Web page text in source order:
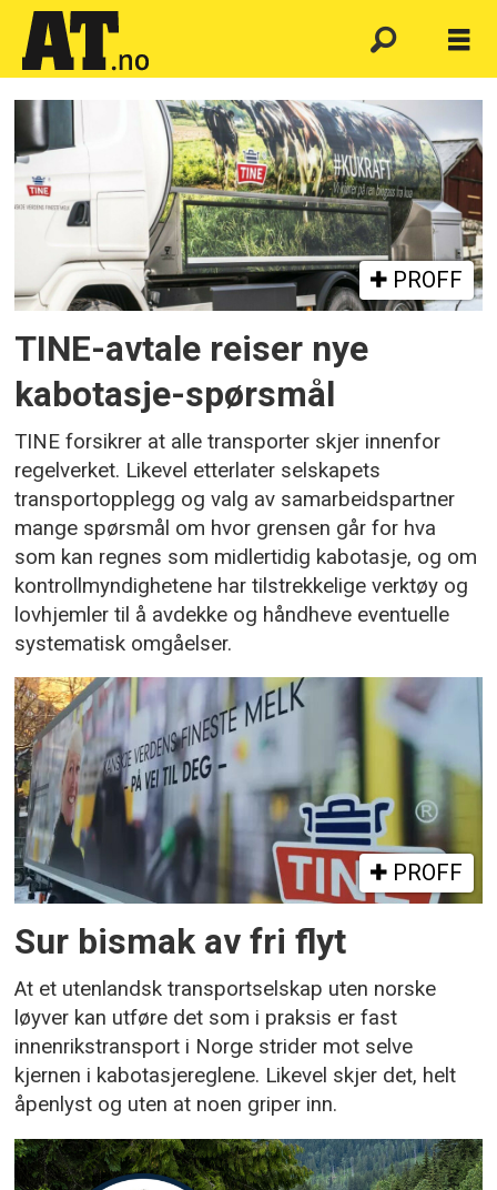
Emne:
tine
PROFF
TINE-avtale reiser nye
kabotasje-spørsmål
TINE forsikrer at alle transporter skjer innenfor
regelverket. Likevel etterlater selskapets
transportopplegg og valg av samarbeidspartner
mange spørsmål om hvor grensen går for hva
som kan regnes som midlertidig kabotasje, og om
kontrollmyndighetene har tilstrekkelige verktøy og
lovhjemler til å avdekke og håndheve eventuelle
systematisk omgåelser.
PROFF
Sur bismak av fri flyt
At et utenlandsk transportselskap uten norske
løyver kan utføre det som i praksis er fast
innenrikstransport i Norge strider mot selve
kjernen i kabotasjereglene. Likevel skjer det, helt
åpenlyst og uten at noen griper inn.